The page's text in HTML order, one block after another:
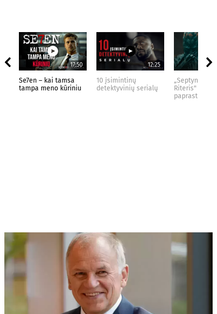
17:50
Se7en – kai tamsa
tampa meno kūriniu
12:25
10 įsimintinų
detektyvinių serialų
„Septynių
Riteris" – kai
paprastumas